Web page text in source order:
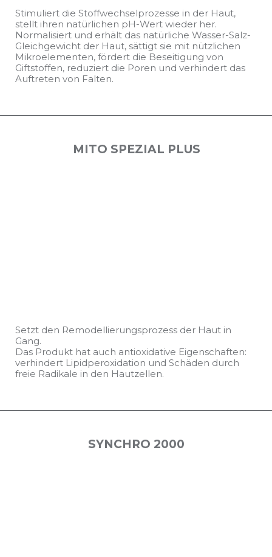
Stimuliert die Stoffwechselprozesse in der Haut,
stellt ihren natürlichen pH-Wert wieder her.
Normalisiert und erhält das natürliche Wasser-Salz-
Gleichgewicht der Haut, sättigt sie mit nützlichen
Mikroelementen, fördert die Beseitigung von
Giftstoffen, reduziert die Poren und verhindert das
Auftreten von Falten.
MITO SPEZIAL PLUS
Setzt den Remodellierungsprozess der Haut in
Gang.
Das Produkt hat auch antioxidative Eigenschaften:
verhindert Lipidperoxidation und Schäden durch
freie Radikale in den Hautzellen.
SYNCHRO 2000